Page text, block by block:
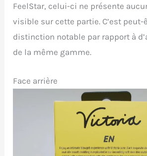
FeelStar, celui-ci ne présente
visible sur cette partie. C’est peut-
distinction notable par rapport à
de la même gamme.
Face arrière